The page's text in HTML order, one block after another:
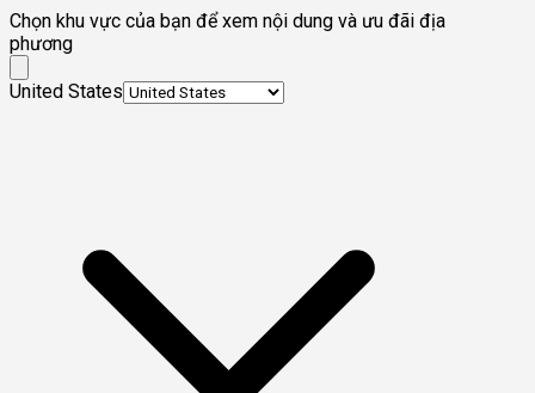
Chọn khu vực của bạn để xem nội dung và ưu đãi địa
phương
United States